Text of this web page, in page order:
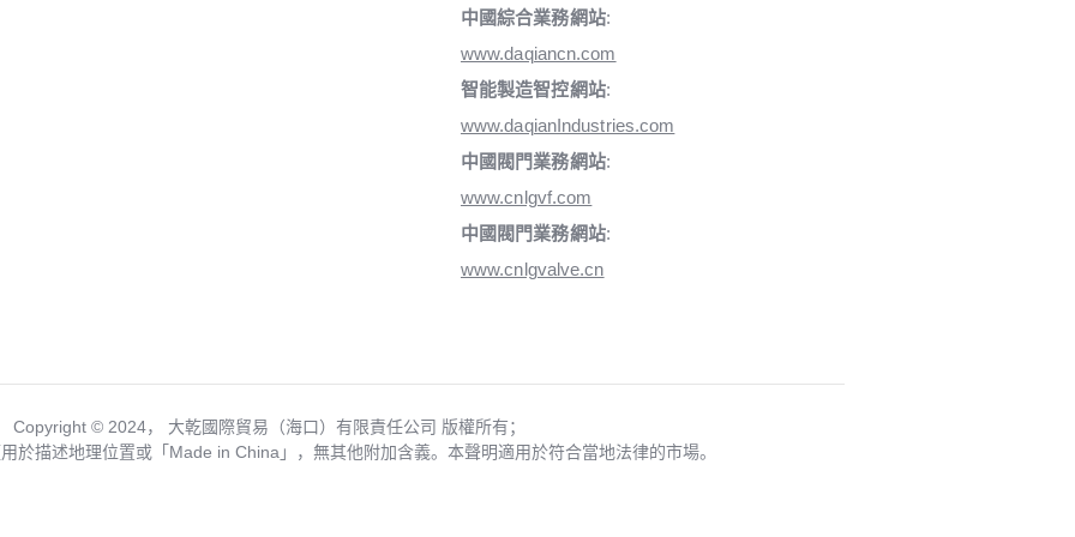
中國綜合業務網站:
www.daqiancn.com
智能製造智控網站:
www.daqianIndustries.com
中國閥門業務網站:
www.cnlgvf.com
中國閥門業務網站:
www.cnlgvalve.cn
Copyright ©️ 2024， 大乾國際貿易（海口）有限責任公司 版權所有；
於描述地理位置或「Made in China」，無其他附加含義。本聲明適用於符合當地法律的市場。